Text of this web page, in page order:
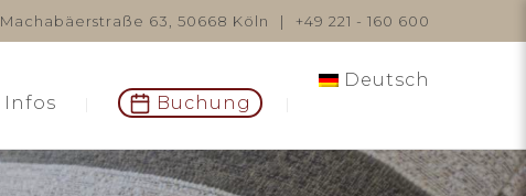
+49 221 - 160 600
|
Machabäerstraße 63, 50668 Köln
Infos Buchung
Deutsch